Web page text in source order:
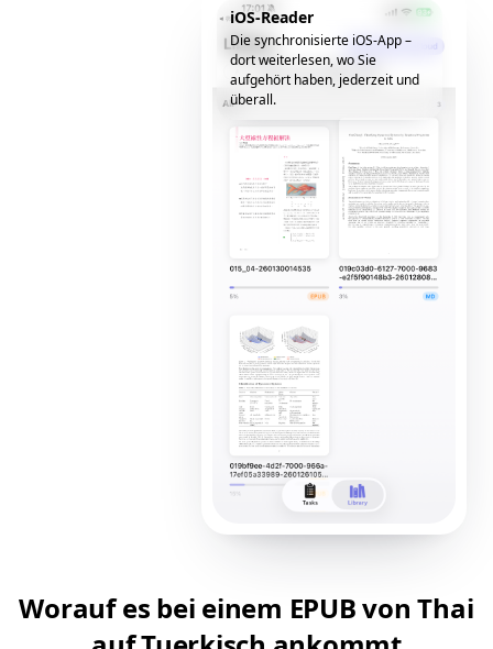
iOS-Reader
Die synchronisierte iOS-App –
dort weiterlesen, wo Sie
aufgehört haben, jederzeit und
überall.
Worauf es bei einem EPUB von Thai